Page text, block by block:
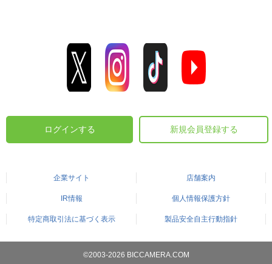
ログインする 新規会員登録する
企業サイト 店舗案内
IR情報 個人情報保護方針
特定商取引法に基づく表示 製品安全自主行動指針
©2003-2026 BICCAMERA.COM